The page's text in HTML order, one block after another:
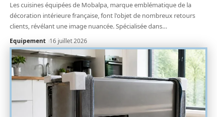
Les cuisines équipées de Mobalpa, marque emblématique de la
décoration intérieure française, font l'objet de nombreux retours
clients, révélant une image nuancée. Spécialisée dans…
Equipement 16 juillet 2026